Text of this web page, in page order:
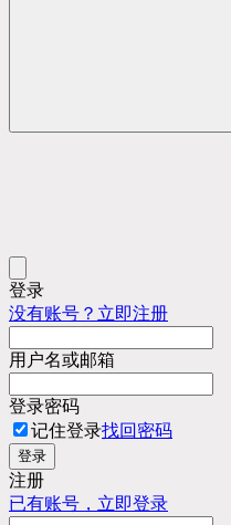
登录
没有账号？立即注册
用户名或邮箱
登录密码
记住登录找回密码
登录
注册
已有账号，立即登录